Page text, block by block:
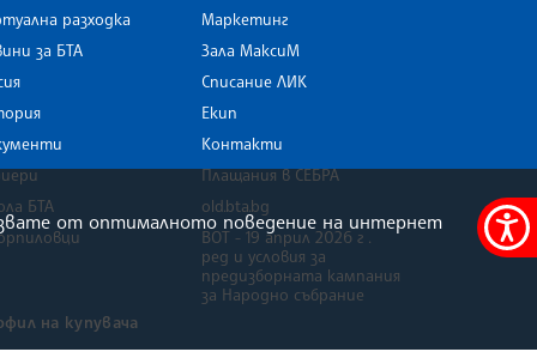
Меню
разходка
за БТА
БТА
Маркетинг
Зала МаксиМ
Списание ЛИК
Екип
Контакти
Плащания в СЕБРА
old.bta.bg
ВОТ - 19 април 2026 г .
ред и условия за
предизборната кампания
за Народно събрание
на купувача
от оптималното поведение на интернет